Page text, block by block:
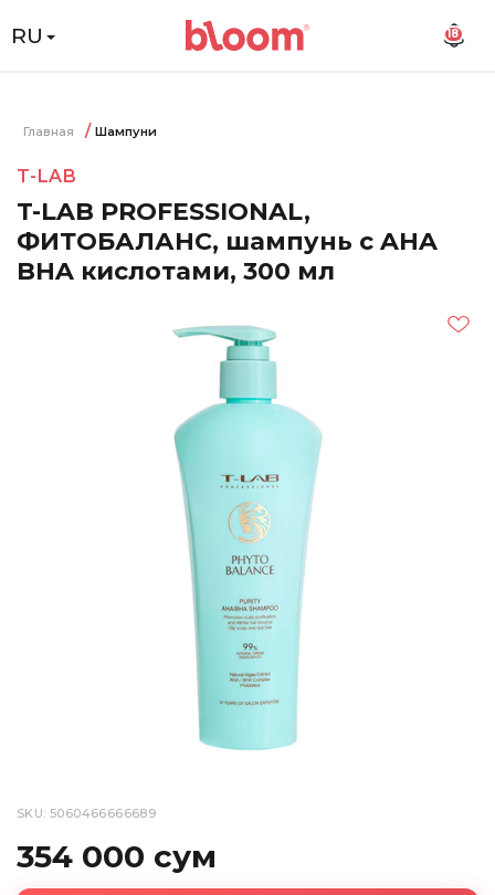
RU 18
Главная Шампуни
T-LAB
T-LAB PROFESSIONAL,
ФИТОБАЛАНС, шампунь с AHA
BHA кислотами, 300 мл
SKU: 5060466666689
354 000 сум